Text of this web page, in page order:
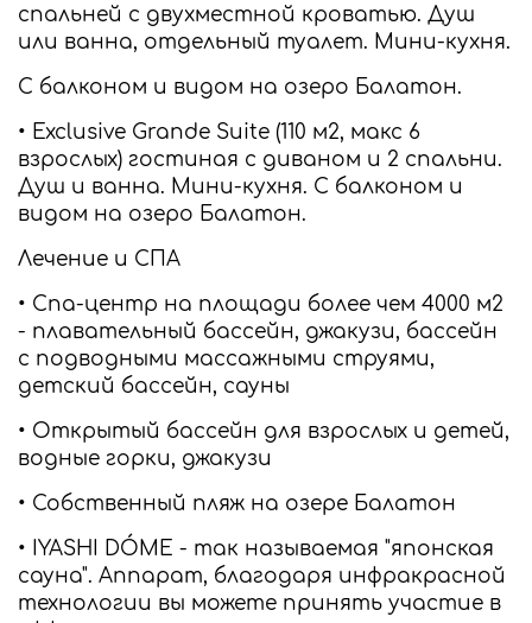
спальней с двухместной кроватью. Душ
или ванна, отдельный туалет. Мини-кухня.
С балконом и видом на озеро Балатон.
• Exclusive Grande Suite (110 м2, макс 6
взрослых) гостиная с диваном и 2 спальни.
Душ и ванна. Мини-кухня. С балконом и
видом на озеро Балатон.
Лечение и СПА
• Спа-центр на площади более чем 4000 м2
- плавательный бассейн, джакузи, бассейн
с подводными массажными струями,
детский бассейн, сауны
• Открытый бассейн для взрослых и детей,
водные горки, джакузи
• Собственный пляж на озере Балатон
• IYASHI DÓME - так называемая "японская
сауна". Аппарат, благодаря инфракрасной
технологии вы можете принять участие в